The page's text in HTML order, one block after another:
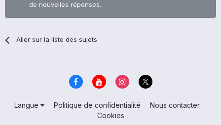
de nouvelles réponses.
Aller sur la liste des sujets
Langue Politique de confidentialité
Nous contacter
Cookies